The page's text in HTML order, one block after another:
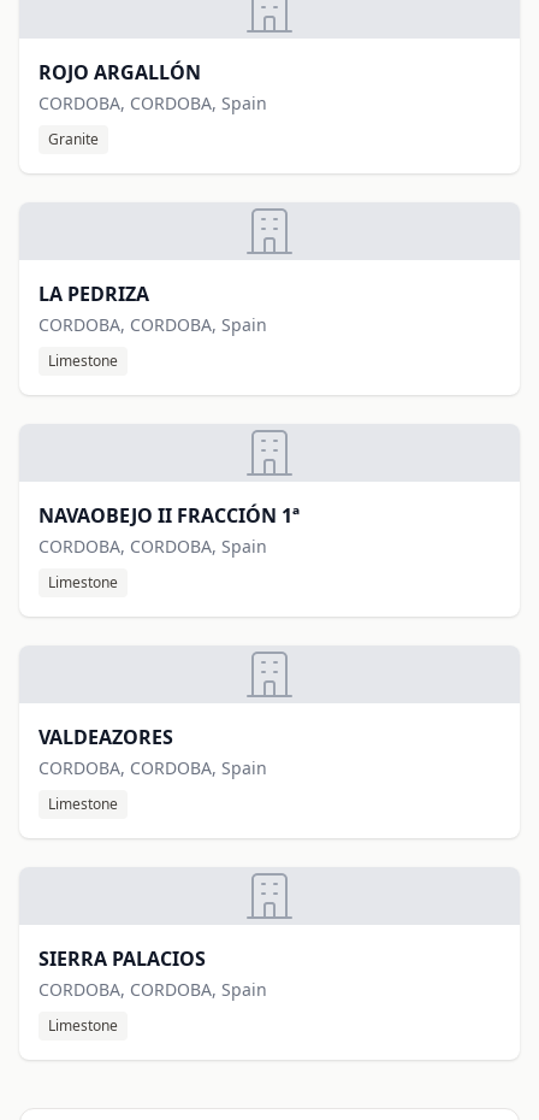
ROJO ARGALLÓN
CORDOBA, CORDOBA, Spain
Granite
LA PEDRIZA
CORDOBA, CORDOBA, Spain
Limestone
NAVAOBEJO II FRACCIÓN 1ª
CORDOBA, CORDOBA, Spain
Limestone
VALDEAZORES
CORDOBA, CORDOBA, Spain
Limestone
SIERRA PALACIOS
CORDOBA, CORDOBA, Spain
Limestone